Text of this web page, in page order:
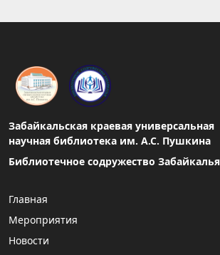
Забайкальская краевая универсальная
научная библиотека им. А.С. Пушкина
Библиотечное содружество Забайкалья
Главная
Мероприятия
Новости